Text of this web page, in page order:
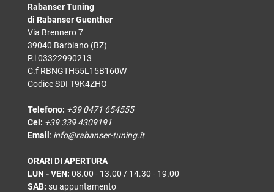
Rabanser Tuning
di Rabanser Guenther
Via Brennero 7
39040 Barbiano (BZ)
P.i 03322990213
C.f RBNGTH55L15B160W
Codice SDI T9K4ZHO
Telefono: +39 0471 654555
Cel: +39 339 4309191
Email : info@rabanser-tuning.it
ORARI DI APERTURA
LUN - VEN: 08.00 - 13.00 / 14.30 - 19.00
SAB: su appuntamento